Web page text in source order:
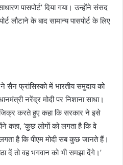
पासपोर्ट’ दिया गया। उन्होंने संसद
लौटाने के बाद सामान्य पासपोर्ट के लिए
सैन फ्रांसिस्को में भारतीय समुदाय को
नरेंद्र मोदी पर निशाना साधा।
जिक्र करते हुए कहा कि सरकार ने इसे
कहा, ‘कुछ लोगों को लगता है कि वे
है कि पीएम मोदी सब कुछ जानते हैं।
दें तो वह भगवान को भी समझा देंगे।’